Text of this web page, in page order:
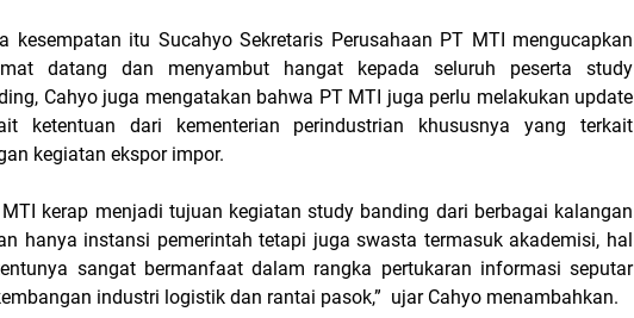
kesempatan itu Sucahyo Sekretaris Perusahaan PT MTI mengucapkan
datang dan menyambut hangat kepada seluruh peserta study
Cahyo juga mengatakan bahwa PT MTI juga perlu melakukan update
ketentuan dari kementerian perindustrian khususnya yang terkait
kegiatan ekspor impor.
MTI kerap menjadi tujuan kegiatan study banding dari berbagai kalangan
hanya instansi pemerintah tetapi juga swasta termasuk akademisi, hal
sangat bermanfaat dalam rangka pertukaran informasi seputar
industri logistik dan rantai pasok,” ujar Cahyo menambahkan.